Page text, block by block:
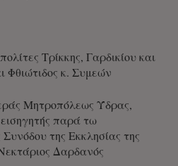
Τρίκκης, Γαρδικίου και
Φθιώτιδος κ. Συμεών
Μητροπόλεως Ύδρας,
παρά τω
της Εκκλησίας της
Δαρδανός